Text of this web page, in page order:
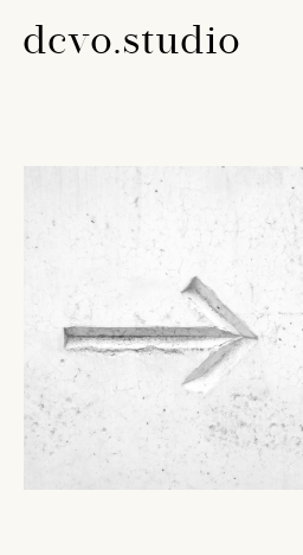
dcvo.studio